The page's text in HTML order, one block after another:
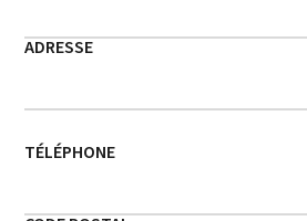
ADRESSE
TÉLÉPHONE